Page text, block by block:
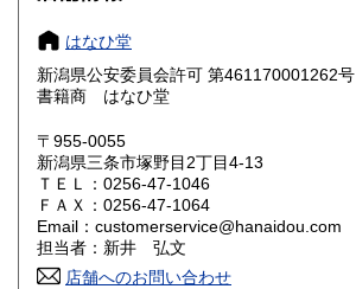
奈良県
鳥取県
岡山県 600円
山口県 600円
香川県
はなひ堂
新潟県公安委員会許可 第461170001262号
書籍商 はなひ堂
〒955-0055
新潟県三条市塚野目2丁目4-13
ＴＥＬ：0256-47-1046
ＦＡＸ：0256-47-1064
Email：customerservice@hanaidou.com
担当者：新井 弘文
店舗へのお問い合わせ